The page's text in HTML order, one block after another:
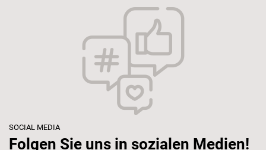
SOCIAL MEDIA
Folgen Sie uns in sozialen Medien!